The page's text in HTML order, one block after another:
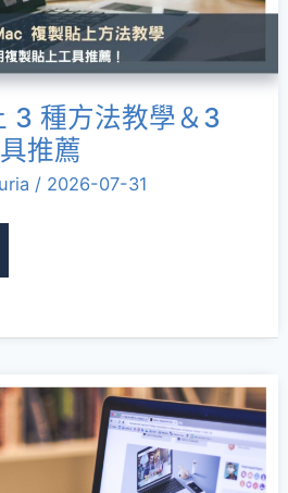
3 種方法教學＆3
推薦
/ 2026-07-31